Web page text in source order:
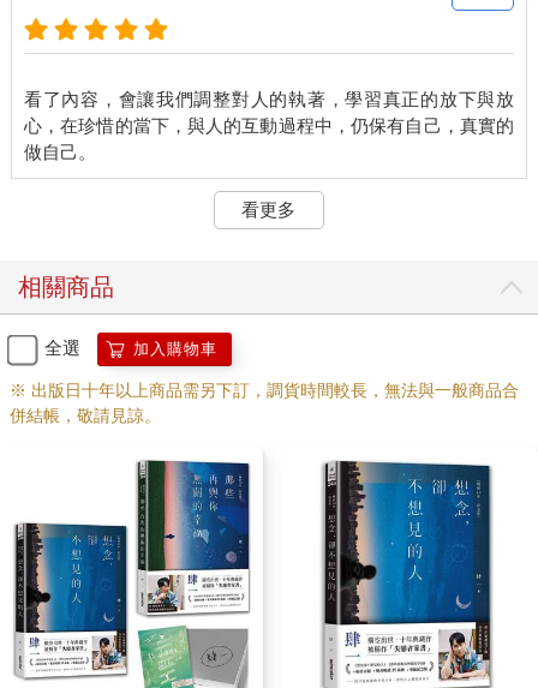
也不要去追問他「需要多久？」，
而是問自己「給得起多少時間？」。
給不了就放手。
因為，想清楚了，他就會回來，不必勉強；
若要告別，淚流滿面他也不會留下。
★☆不要再收集眼淚了☆★
常常說服自己，以為現在的不開心有日會變得開心，但經常只是
不開心的無限延續。
戀愛是要開心喜悅，而不是找一個人來讓自己掉淚。
＜喜歡自己的練習＞
太在意別人的眼光，所以綁手綁腳；
太想要討人喜歡，所以做著自己不喜歡的事；
太需要別人的肯定，因而不斷地讓步與妥協，
最後變得不像是自己。
別人不喜歡這樣的你，
連你也討厭這樣的自己。
看了內容，會讓我們調整對人的執著，學習真正的放下與放
心，在珍惜的當下，與人的互動過程中，仍保有自己，真實的
看更多
相關商品
全選 加入購物車
※ 出版日十年以上商品需另下訂，調貨時間較長，無法與一般商品合
併結帳，敬請見諒。